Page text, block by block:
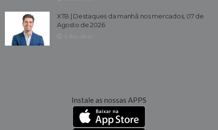
XTB | Destaques da manhã nos mercados, 07 de
Agosto de 2026
Instale as nossas APPS